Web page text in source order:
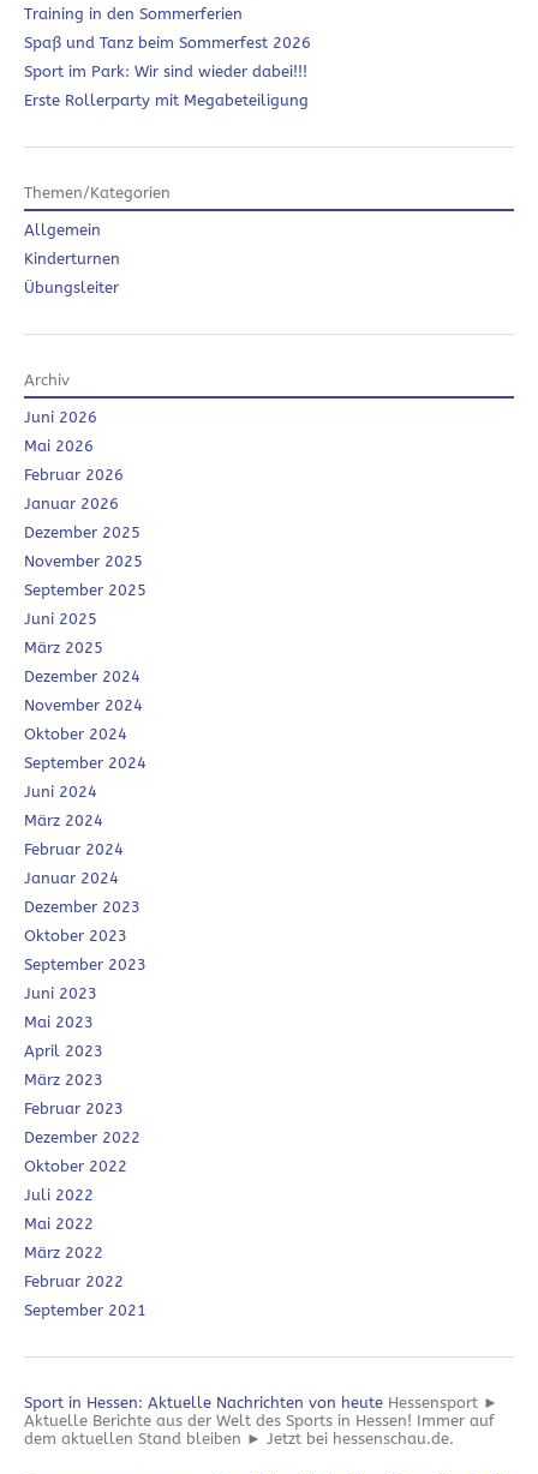
Training in den Sommerferien
Spaß und Tanz beim Sommerfest 2026
Sport im Park: Wir sind wieder dabei!!!
Erste Rollerparty mit Megabeteiligung
Themen/Kategorien
Allgemein
Kinderturnen
Übungsleiter
Archiv
Juni 2026
Mai 2026
Februar 2026
Januar 2026
Dezember 2025
November 2025
September 2025
Juni 2025
März 2025
Dezember 2024
November 2024
Oktober 2024
September 2024
Juni 2024
März 2024
Februar 2024
Januar 2024
Dezember 2023
Oktober 2023
September 2023
Juni 2023
Mai 2023
April 2023
März 2023
Februar 2023
Dezember 2022
Oktober 2022
Juli 2022
Mai 2022
März 2022
Februar 2022
September 2021
Sport in Hessen: Aktuelle Nachrichten von heute Hessensport ►
Aktuelle Berichte aus der Welt des Sports in Hessen! Immer auf
dem aktuellen Stand bleiben ► Jetzt bei hessenschau.de.